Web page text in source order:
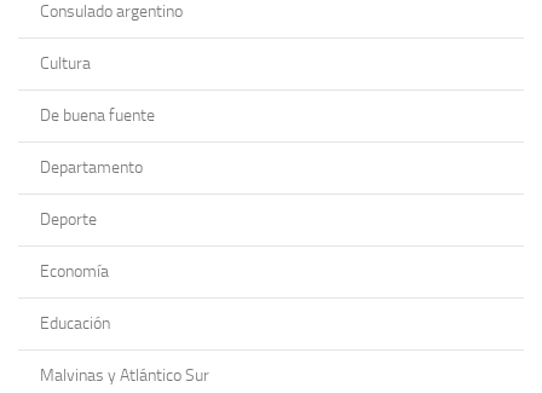
Consulado argentino
Cultura
De buena fuente
Departamento
Deporte
Economía
Educación
Malvinas y Atlántico Sur